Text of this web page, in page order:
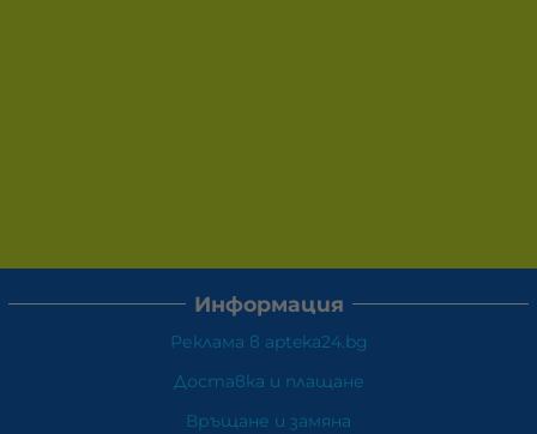
Информация
Реклама в apteka24.bg
Доставка и плащане
Връщане и замяна